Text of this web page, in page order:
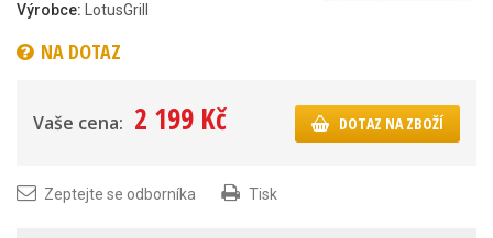
Výrobce:
LotusGrill
NA DOTAZ
Vaše cena: 2 199 Kč DOTAZ NA ZBOŽÍ
Zeptejte se odborníka Tisk